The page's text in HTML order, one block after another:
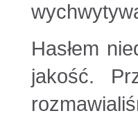
Hasłem
jakość.